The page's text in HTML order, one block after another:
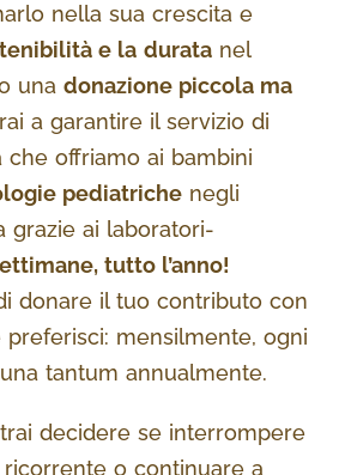
nella sua crescita e
e la durata nel
una donazione piccola ma
a garantire il servizio di
offriamo ai bambini
pediatriche negli
grazie ai laboratori-
tutto l’anno!
donare il tuo contributo con
preferisci: mensilmente, ogni
tantum annualmente.
decidere se interrompere
ricorrente o continuare a